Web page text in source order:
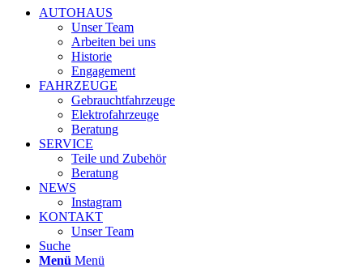
AUTOHAUS
Unser Team
Arbeiten bei uns
Historie
Engagement
FAHRZEUGE
Gebrauchtfahrzeuge
Elektrofahrzeuge
Beratung
SERVICE
Teile und Zubehör
Beratung
NEWS
Instagram
KONTAKT
Unser Team
Suche
Menü Menü